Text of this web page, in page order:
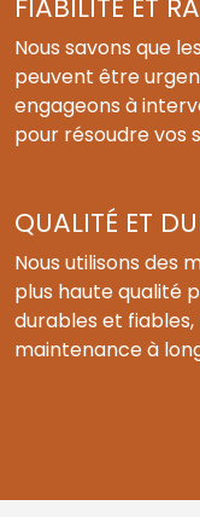
FIABILITÉ ET
Nous savons que
peuvent être
engageons à
pour résoudre vos
QUALITÉ ET
Nous utilisons des
plus haute qualité
durables et
maintenance à